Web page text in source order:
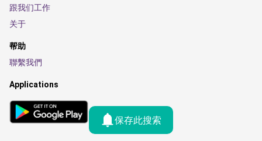
保存此搜索
跟我们工作
关于
帮助
聯繫我們
Applications